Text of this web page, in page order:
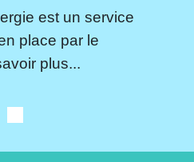
est un service
place par le
plus...